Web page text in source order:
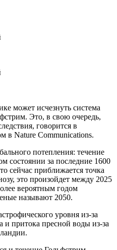
может исчезнуть система
Это, в свою очередь,
говорится в
в Nature Communications.
потепления: течение
состоянии за последние 1600
сейчас приближается точка
это произойдет между 2025
вероятным годом
называют 2050.
уровня из-за
и притока пресной воды из-за